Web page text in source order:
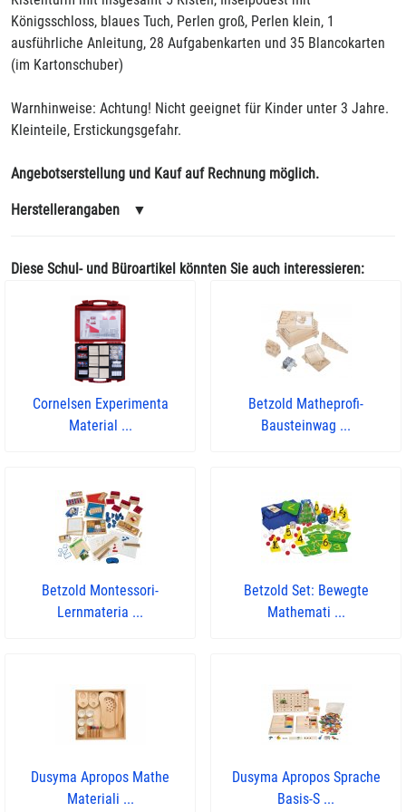
Königsschloss, blaues Tuch, Perlen groß, Perlen klein, 1
ausführliche Anleitung, 28 Aufgabenkarten und 35 Blancokarten
(im Kartonschuber)
Warnhinweise: Achtung! Nicht geeignet für Kinder unter 3 Jahre.
Kleinteile, Erstickungsgefahr.
Angebotserstellung und Kauf auf Rechnung möglich.
Herstellerangaben ▼
Diese Schul- und Büroartikel könnten Sie auch interessieren:
Cornelsen Experimenta
Material ...
Betzold Matheprofi-
Bausteinwag ...
Betzold Montessori-
Lernmateria ...
Betzold Set: Bewegte
Mathemati ...
Dusyma Apropos Mathe
Materiali ...
Dusyma Apropos Sprache
Basis-S ...